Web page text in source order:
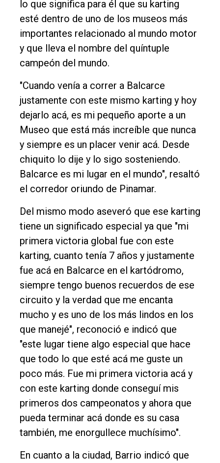
lo que significa para él que su karting
esté dentro de uno de los museos más
importantes relacionado al mundo motor
y que lleva el nombre del quíntuple
campeón del mundo.
"Cuando venía a correr a Balcarce
justamente con este mismo karting y hoy
dejarlo acá, es mi pequeño aporte a un
Museo que está más increíble que nunca
y siempre es un placer venir acá. Desde
chiquito lo dije y lo sigo sosteniendo.
Balcarce es mi lugar en el mundo", resaltó
el corredor oriundo de Pinamar.
Del mismo modo aseveró que ese karting
tiene un significado especial ya que "mi
primera victoria global fue con este
karting, cuanto tenía 7 años y justamente
fue acá en Balcarce en el kartódromo,
siempre tengo buenos recuerdos de ese
circuito y la verdad que me encanta
mucho y es uno de los más lindos en los
que manejé", reconoció e indicó que
"este lugar tiene algo especial que hace
que todo lo que esté acá me guste un
poco más. Fue mi primera victoria acá y
con este karting donde conseguí mis
primeros dos campeonatos y ahora que
pueda terminar acá donde es su casa
también, me enorgullece muchísimo".
En cuanto a la ciudad, Barrio indicó que